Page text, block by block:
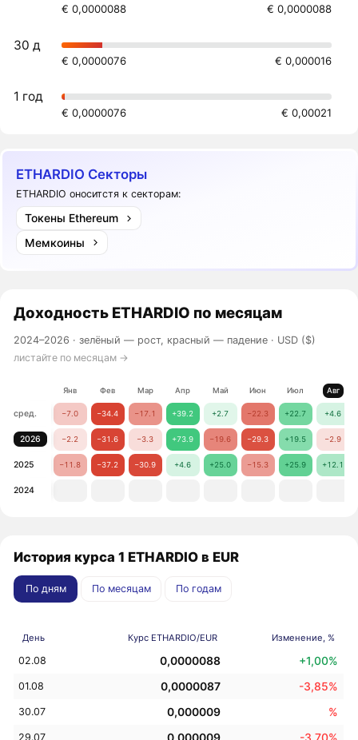
€ 0,0000088 € 0,0000088
30 д
€ 0,0000076 € 0,000016
1 год
€ 0,0000076 € 0,00021
ETHARDIO Секторы
ETHARDIO оноситстя к секторам:
Токены Ethereum
Мемкоины
Доходность ETHARDIO по месяцам
2024–2026 ·зелёный — рост, красный — падение · USD ($)
листайте по месяцам →
Янв Фев Мар Апр Май Июн Июл Авг
сред. −7.0 −34.4 −17.1 +39.2 +2.7 −22.3 +22.7 +4.6
2026 −2.2 −31.6 −3.3 +73.9 −19.6 −29.3 +19.5 −2.9
2025 −11.8 −37.2 −30.9 +4.6 +25.0 −15.3 +25.9 +12.1
2024
История курса 1 ETHARDIO в EUR
По дням По месяцам По годам
День Курс ETHARDIO/EUR Изменение, %
02.08 0,0000088 +1,00%
01.08 0,0000087 -3,85%
30.07 0,000009 %
29.07 0,000009 -3,70%